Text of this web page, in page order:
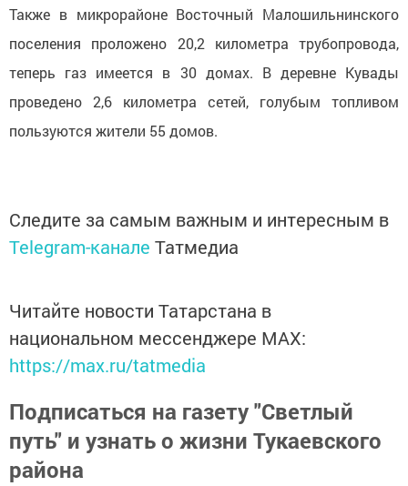
Также в микрорайоне Восточный Малошильнинского
поселения проложено 20,2 километра трубопровода,
теперь газ имеется в 30 домах. В деревне Кувады
проведено 2,6 километра сетей, голубым топливом
пользуются жители 55 домов.
Следите за самым важным и интересным в
Telegram-канале Татмедиа
Читайте новости Татарстана в
национальном мессенджере MАХ:
https://max.ru/tatmedia
Подписаться на газету "Светлый
путь" и узнать о жизни Тукаевского
района